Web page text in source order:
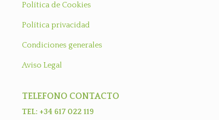
Política de Cookies
Política privacidad
Condiciones generales
Aviso Legal
TELEFONO CONTACTO
TEL: +34 617 022 119